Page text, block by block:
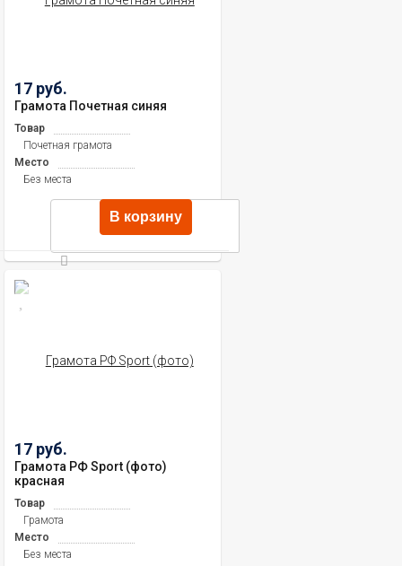
17 руб.
Грамота Почетная синяя
Товар
Почетная грамота
Место
Без места
В корзину
17 руб.
Грамота РФ Sport (фото)
красная
Товар
Грамота
Место
Без места